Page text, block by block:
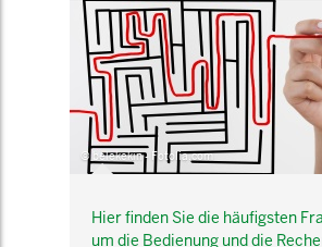
© belekekin - Fotolia.com
Hier finden Sie die häufigsten
um die Bedienung und die